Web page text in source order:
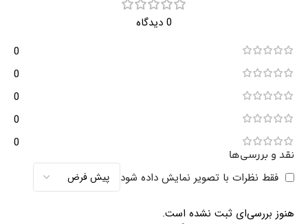
0 دیدگاه
0
0
0
0
0
نقد و بررسی‌ها
فقط نظرات با تصویر نمایش داده شود
هنوز بررسی‌ای ثبت نشده است.